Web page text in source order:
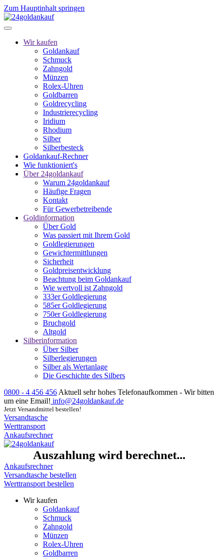
Zum Hauptinhalt springen
Wir kaufen
Goldankauf
Schmuck
Zahngold
Münzen
Rolex-Uhren
Goldbarren
Goldrecycling
Industrierecycling
Iridium
Rhodium
Silber
Silberbesteck
Goldankauf-Rechner
Wie funktioniert's
Über 24goldankauf
Warum 24goldankauf
Häufige Fragen
Kontakt
Für Gewerbetreibende
Goldinformation
Über Gold
Was passiert mit Ihrem Gold
Goldlegierungen
Gewichtermittlungen
Sicherheit
Goldpreisentwicklung
Beachtung beim Goldankauf
Wie wertvoll ist Zahngold
333er Goldlegierung
585er Goldlegierung
750er Goldlegierung
Bruchgold
Altgold
Silberinformation
Über Silber
Silberlegierungen
Silber als Wertanlage
Die Geschichte des Silbers
0800 - 4 456 456 Aktuell sehr hohes Telefonaufkommen - Wir bitten
um eine Email! info@24goldankauf.de
Jetzt Versandmittel bestellen!
Versandtasche
Werttransport
Ankaufsrechner
Auszahlung wird berechnet...
Ankaufsrechner
Versandtasche bestellen
Werttransport bestellen
Wir kaufen
Goldankauf
Schmuck
Zahngold
Münzen
Rolex-Uhren
Goldbarren